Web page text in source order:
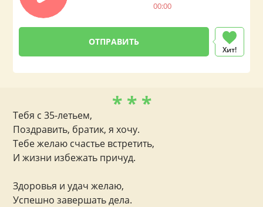
00:00
Хит!
* * *
Тебя с 35-летьем,
Поздравить, братик, я хочу.
Тебе желаю счастье встретить,
И жизни избежать причуд.
Здоровья и удач желаю,
Успешно завершать дела.